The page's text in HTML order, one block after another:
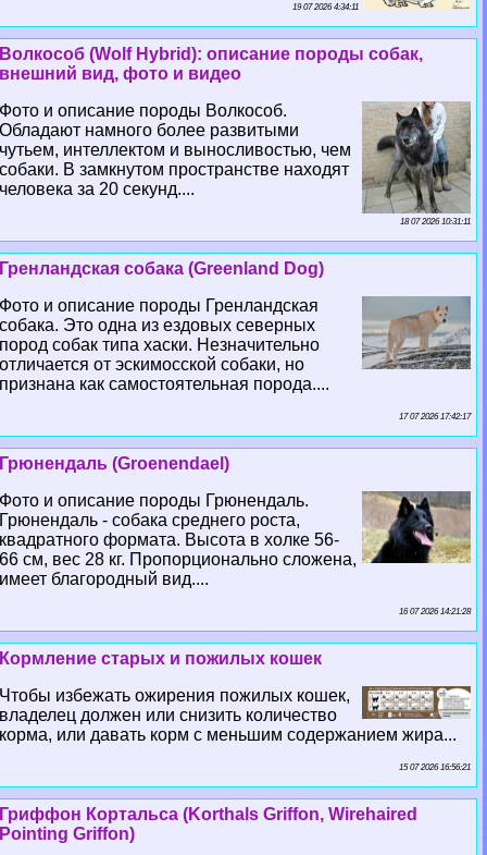
19 07 2026 4:34:11
Волкособ (Wolf Hybrid): описание породы собак,
внешний вид, фото и видео
Фото и описание породы Волкособ.
Обладают намного более развитыми
чутьем, интеллектом и выносливостью, чем
собаки. В замкнутом прострaнcтве находят
человека за 20 секунд....
18 07 2026 10:31:11
Гренландская собака (Greenland Dog)
Фото и описание породы Гренландская
собака. Это одна из ездовых северных
пород собак типа хаски. Незначительно
отличается от эскимосской собаки, но
признана как самостоятельная порода....
17 07 2026 17:42:17
Грюнендаль (Groenendael)
Фото и описание породы Грюнендаль.
Грюнендаль - собака среднего роста,
квадратного формата. Высота в холке 56-
66 см, вес 28 кг. Пропорционально сложена,
имеет благородный вид....
16 07 2026 14:21:28
Кормление старых и пожилых кошек
Чтобы избежать ожирения пожилых кошек,
владелец должен или снизить количество
корма, или давать корм с меньшим содержанием жира...
15 07 2026 16:56:21
Гриффон Кортальса (Korthals Griffon, Wirehaired
Pointing Griffon)